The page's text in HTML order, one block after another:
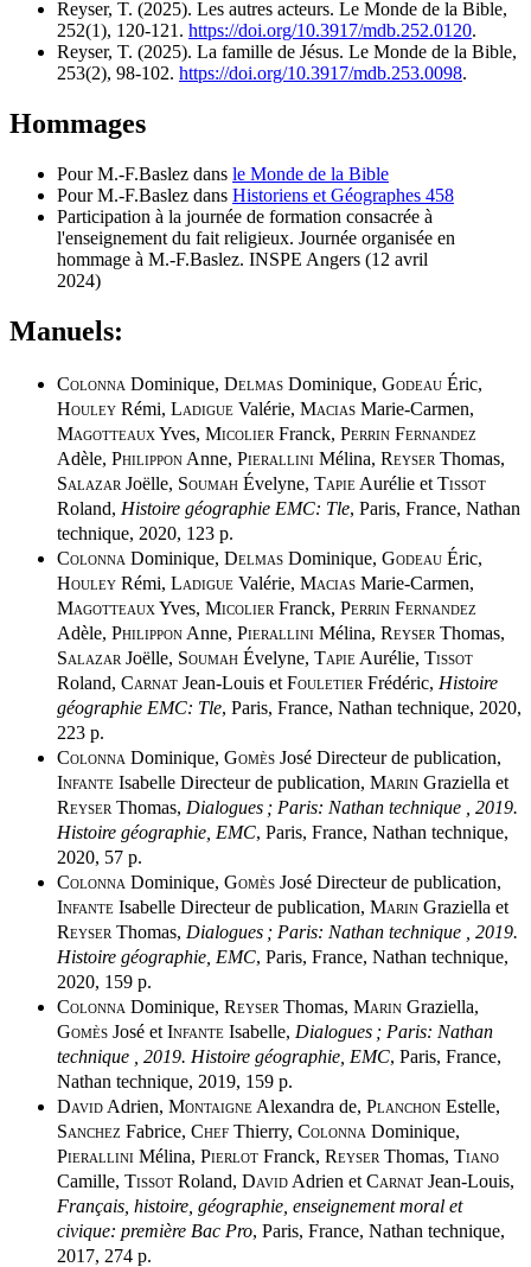
Reyser, T. (2025). Les autres acteurs. Le Monde de la Bible,
252(1), 120-121. https://doi.org/10.3917/mdb.252.0120.
Reyser, T. (2025). La famille de Jésus. Le Monde de la Bible,
253(2), 98-102. https://doi.org/10.3917/mdb.253.0098.
Hommages
Pour M.-F.Baslez dans le Monde de la Bible
Pour M.-F.Baslez dans Historiens et Géographes 458
Participation à la journée de formation consacrée à
l'enseignement du fait religieux. Journée organisée en
hommage à M.-F.Baslez. INSPE Angers (12 avril
2024)
Manuels:
Colonna Dominique, Delmas Dominique, Godeau Éric,
Houley Rémi, Ladigue Valérie, Macias Marie-Carmen,
MagotteauxYves, Micolier Franck, Perrin Fernandez
Adèle, Philippon Anne, Pierallini Mélina, Reyser Thomas,
Salazar Joëlle, Soumah Évelyne, Tapie Aurélie et Tissot
Roland, Histoire géographie EMC: Tle, Paris, France, Nathan
technique, 2020, 123 p.
Colonna Dominique, Delmas Dominique, Godeau Éric,
Houley Rémi, Ladigue Valérie, Macias Marie-Carmen,
MagotteauxYves, Micolier Franck, Perrin Fernandez
Adèle, Philippon Anne, Pierallini Mélina, Reyser Thomas,
Salazar Joëlle, Soumah Évelyne, Tapie Aurélie, Tissot
Roland, Carnat Jean-Louis et Fouletier Frédéric, Histoire
géographie EMC: Tle, Paris, France, Nathan technique, 2020,
223 p.
Colonna Dominique, Gomès José Directeur de publication,
Infante Isabelle Directeur de publication, Marin Graziella et
Reyser Thomas, Dialogues ; Paris: Nathan technique , 2019.
Histoire géographie, EMC, Paris, France, Nathan technique,
2020, 57 p.
Colonna Dominique, Gomès José Directeur de publication,
Infante Isabelle Directeur de publication, Marin Graziella et
Reyser Thomas, Dialogues ; Paris: Nathan technique , 2019.
Histoire géographie, EMC, Paris, France, Nathan technique,
2020, 159 p.
Colonna Dominique, Reyser Thomas, Marin Graziella,
Gomès José et Infante Isabelle, Dialogues ; Paris: Nathan
technique , 2019. Histoire géographie, EMC, Paris, France,
Nathan technique, 2019, 159 p.
David Adrien, Montaigne Alexandra de, Planchon Estelle,
Sanchez Fabrice, Chef Thierry, Colonna Dominique,
Pierallini Mélina, Pierlot Franck, Reyser Thomas, Tiano
Camille, Tissot Roland, David Adrien et Carnat Jean-Louis,
Français, histoire, géographie, enseignement moral et
civique: première Bac Pro, Paris, France, Nathan technique,
2017, 274 p.